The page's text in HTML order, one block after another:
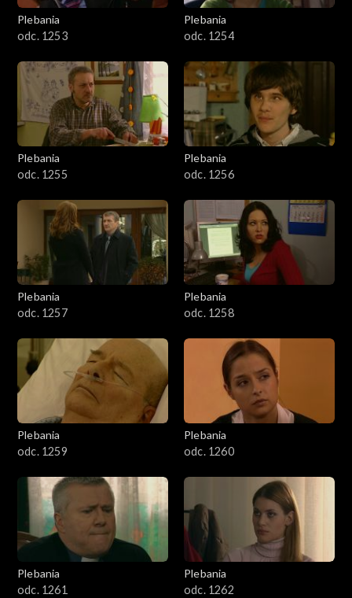
Plebania
odc. 1253
Plebania
odc. 1254
Plebania
odc. 1255
Plebania
odc. 1256
Plebania
odc. 1257
Plebania
odc. 1258
Plebania
odc. 1259
Plebania
odc. 1260
Plebania
odc. 1261
Plebania
odc. 1262